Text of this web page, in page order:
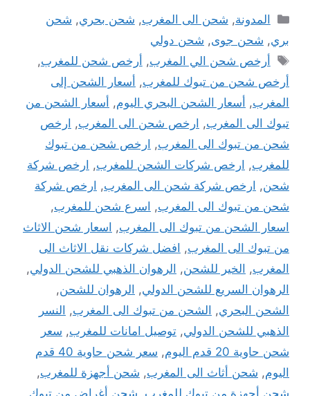
التصنيفات
المدونة, شحن الى المغرب, شحن بحري, شحن
بري, شحن جوى, شحن دولي
الوسوم
أرخص شحن الي المغرب, أرخص شحن للمغرب,
أرخص شحن من تبوك للمغرب, أسعار الشحن إلى
المغرب, أسعار الشحن البحري اليوم, أسعار الشحن من
تبوك الى المغرب, ارخص شحن الى المغرب, ارخص
شحن من تبوك الى المغرب, ارخص شحن من تبوك
للمغرب, ارخص شركات الشحن للمغرب, ارخص شركة
شحن, ارخص شركة شحن الى المغرب, ارخص شركة
شحن من تبوك الى المغرب, اسرع شحن للمغرب,
اسعار الشحن من تبوك الى المغرب, اسعار شحن الاثاث
من تبوك الى المغرب, افضل شركات نقل الاثاث الى
المغرب, الخير للشحن, الرهوان الذهبي للشحن الدولي,
الرهوان السريع للشحن الدولي, الرهوان للشحن,
الشحن البحري, الشحن من تبوك الى المغرب, النسر
الذهبي للشحن الدولي, توصيل امانات للمغرب, سعر
شحن حاوية 20 قدم اليوم
,
سعر شحن حاوية 40 قدم
اليوم, شحن أثاث الى المغرب, شحن أجهزة للمغرب,